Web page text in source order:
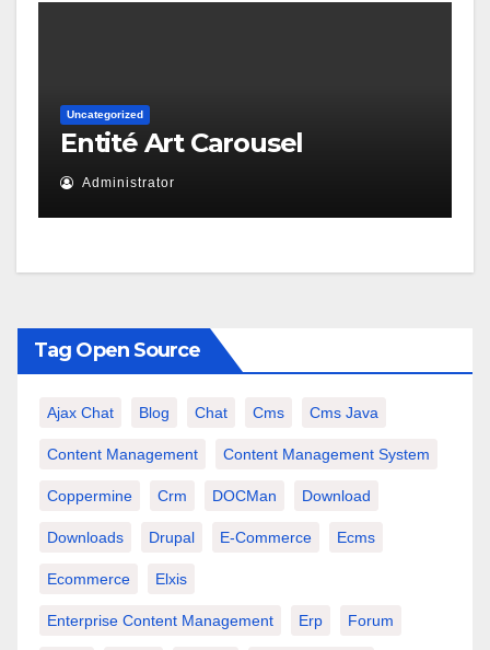
Uncategorized
Entité Art Carousel
Administrator
Tag Open Source
Ajax Chat Blog Chat Cms Cms Java
Content Management Content Management System
Coppermine Crm DOCMan Download
Downloads Drupal E-Commerce Ecms
Ecommerce Elxis
Enterprise Content Management Erp Forum